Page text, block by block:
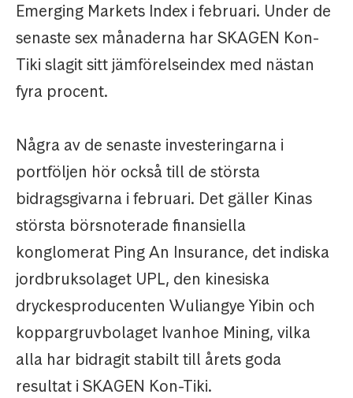
Emerging Markets Index i februari. Under de
senaste sex månaderna har SKAGEN Kon-
Tiki slagit sitt jämförelseindex med nästan
fyra procent.
Några av de senaste investeringarna i
portföljen hör också till de största
bidragsgivarna i februari. Det gäller Kinas
största börsnoterade finansiella
konglomerat Ping An Insurance, det indiska
jordbruksolaget UPL, den kinesiska
dryckesproducenten Wuliangye Yibin och
koppargruvbolaget Ivanhoe Mining, vilka
alla har bidragit stabilt till årets goda
resultat i SKAGEN Kon-Tiki.